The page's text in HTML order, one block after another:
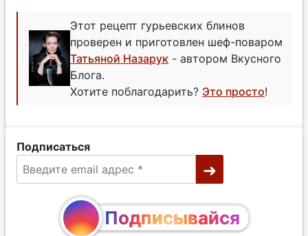
Этот рецепт гурьевских блинов
проверен и приготовлен шеф-поваром
Татьяной Назарук - автором Вкусного
Блога.
Хотите поблагодарить? Это просто!
Подписаться
Подписывайся